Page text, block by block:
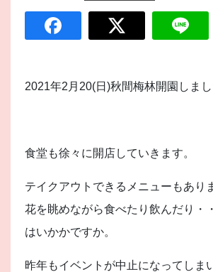
2021年2月20(日)秋間梅林開園しまし
食堂も徐々に開店していきます。
テイクアウトできるメニューもあり
花を眺めながら食べたり飲んだり・
はいかかですか。
昨年もイベントが中止になってしま